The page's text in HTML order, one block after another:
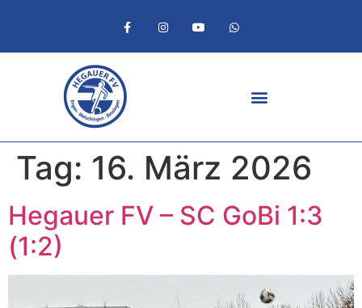
Tag: 16. März 2026
Hegauer FV – SC GoBi 1:3
(1:2)